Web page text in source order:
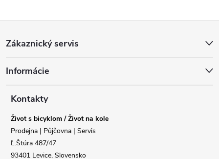
p
Zákaznický servis
Informácie
Kontakty
Život s bicyklom / Život na kole
Prodejna | Půjčovna | Servis
Ľ.Štúra 487/47
93401 Levice, Slovensko